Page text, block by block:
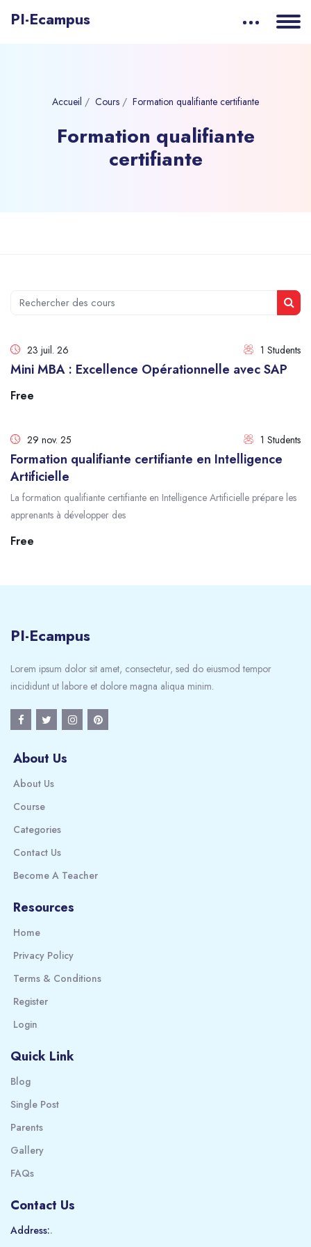
PI-Ecampus
Accueil Cours Formation qualifiante certifiante
Formation qualifiante
certifiante
Rechercher des cours
23 juil. 26 1 Students
Mini MBA : Excellence Opérationnelle avec SAP
Free
29 nov. 25 1 Students
Formation qualifiante certifiante en Intelligence
Artificielle
La formation qualifiante certifiante en Intelligence Artificielle prépare les
apprenants à développer des
Free
PI-Ecampus
Lorem ipsum dolor sit amet, consectetur, sed do eiusmod tempor
incididunt ut labore et dolore magna aliqua minim.
About Us
About Us
Course
Categories
Contact Us
Become A Teacher
Resources
Home
Privacy Policy
Terms & Conditions
Register
Login
Quick Link
Blog
Single Post
Parents
Gallery
FAQs
Contact Us
Address:.